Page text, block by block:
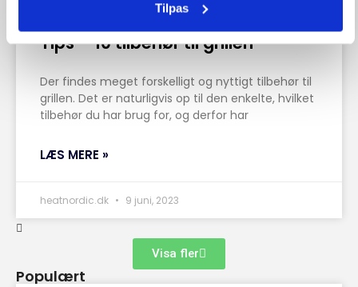
Tilpas
Tips – 10 tilbehør til grillen
Der findes meget forskelligt og nyttigt tilbehør til
grillen. Det er naturligvis op til den enkelte, hvilket
tilbehør du har brug for, og derfor har
LÆS MERE »
heatnordic.dk 9 juni, 2023
Visa fler
Populært